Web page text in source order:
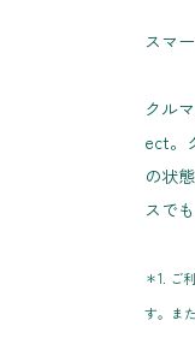
スマ
クル
ect。
の状
スで
＊1. ご
す。ま